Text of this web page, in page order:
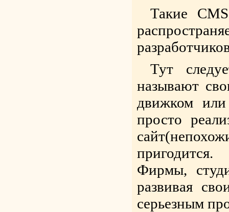
Такие
Тут
называют
движком
просто
пригодится.
Фирмы,
развивая
серьезным